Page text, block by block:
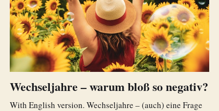
Wechseljahre – warum bloß so negativ?
With English version. Wechseljahre – (auch) eine Frage